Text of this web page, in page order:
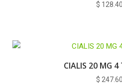
$
CIALIS 20 MG 4
$